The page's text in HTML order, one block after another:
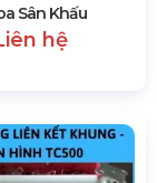
Sân Khấu
hệ